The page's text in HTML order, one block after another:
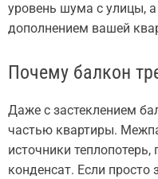
уровень шума с улицы,
дополнением вашей
Почему балкон
Даже с застеклением
частью квартиры.
источники теплопотерь,
конденсат. Если просто